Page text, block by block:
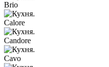
Brio
Calore
Candore
Cavo